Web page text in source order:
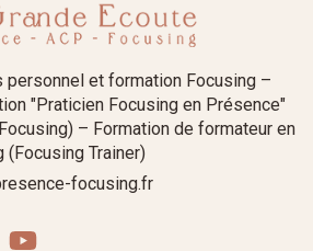
personnel et formation Focusing –
"Praticien Focusing en Présence"
– Formation de formateur en
(Focusing Trainer)
focusing.fr
Instagram